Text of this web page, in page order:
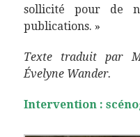
sollicité pour de
publications. »
Texte traduit par
Évelyne Wander.
Intervention :